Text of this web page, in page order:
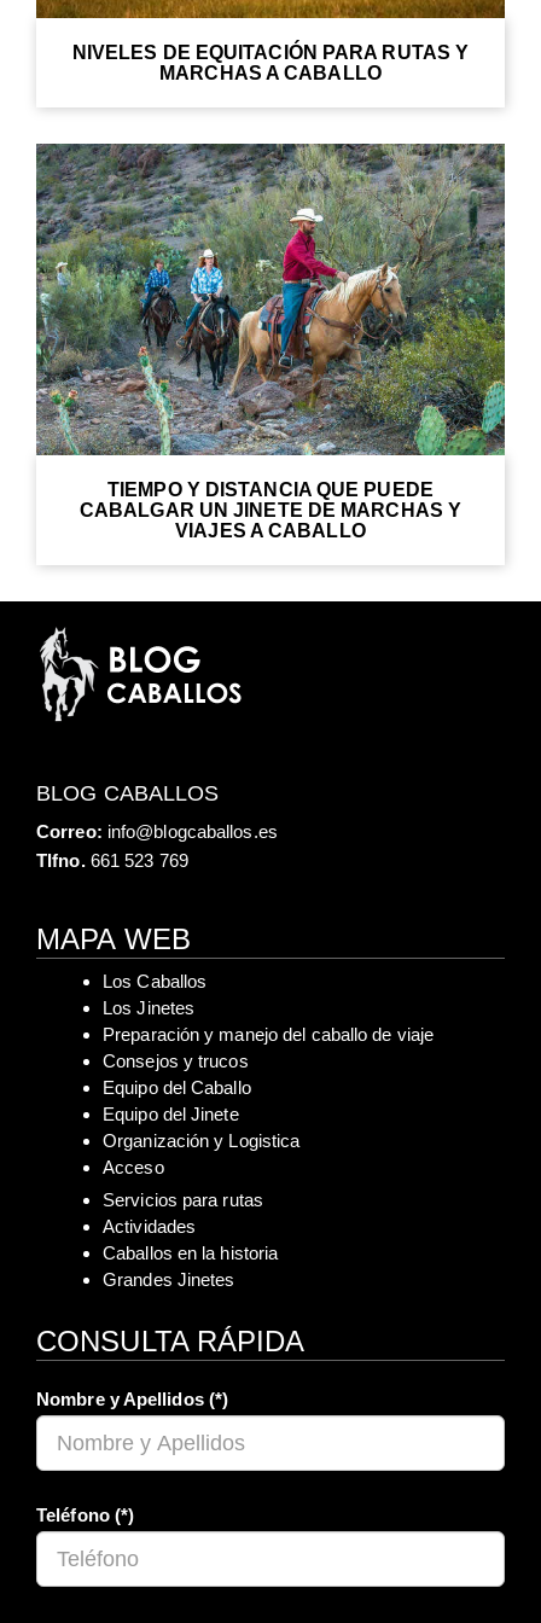
NIVELES DE EQUITACIÓN PARA RUTAS Y
MARCHAS A CABALLO
TIEMPO Y DISTANCIA QUE PUEDE
CABALGAR UN JINETE DE MARCHAS Y
VIAJES A CABALLO
BLOG CABALLOS
Correo: info@blogcaballos.es
Tlfno. 661 523 769
MAPA WEB
Los Caballos
Los Jinetes
Preparación y manejo del caballo de viaje
Consejos y trucos
Equipo del Caballo
Equipo del Jinete
Organización y Logistica
Acceso
Servicios para rutas
Actividades
Caballos en la historia
Grandes Jinetes
CONSULTA RÁPIDA
Nombre y Apellidos (*)
Teléfono (*)